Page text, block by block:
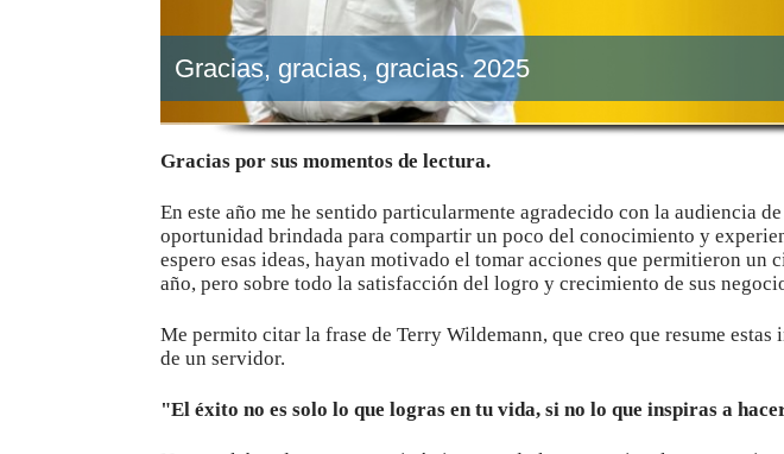
Gracias, gracias, gracias. 2025
Gracias por sus momentos de lectura.
En este año me he sentido particularmente agradecido con la audiencia
oportunidad brindada para compartir un poco del conocimiento y
espero esas ideas, hayan motivado el tomar acciones que permitieron un
año, pero sobre todo la satisfacción del logro y crecimiento de sus
Me permito citar la frase de Terry Wildemann, que creo que resume estas
de un servidor.
"El éxito no es solo lo que logras en tu vida, si no lo que inspiras a